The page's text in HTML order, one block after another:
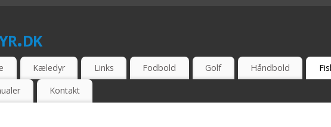
- TILBUD - UDSALG - TEST - ONLINE - ANBEFAL - ERFARING
Kæledyr Links Fodbold Golf Håndbold
Kontakt